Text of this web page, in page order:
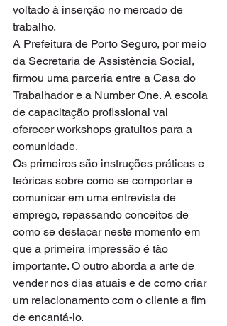
voltado à inserção no mercado de
trabalho.
A Prefeitura de Porto Seguro, por meio
da Secretaria de Assistência Social,
firmou uma parceria entre a Casa do
Trabalhador e a Number One. A escola
de capacitação profissional vai
oferecer workshops gratuitos para a
comunidade.
Os primeiros são instruções práticas e
teóricas sobre como se comportar e
comunicar em uma entrevista de
emprego, repassando conceitos de
como se destacar neste momento em
que a primeira impressão é tão
importante. O outro aborda a arte de
vender nos dias atuais e de como criar
um relacionamento com o cliente a fim
de encantá-lo.